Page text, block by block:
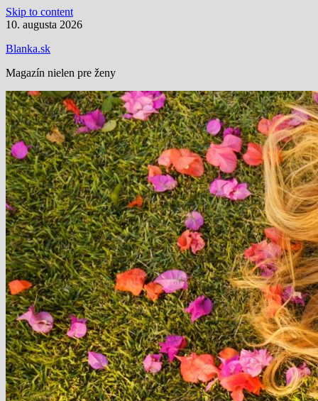
Skip to content
10. augusta 2026
Blanka.sk
Magazín nielen pre ženy